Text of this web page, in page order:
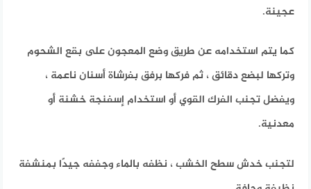
عجينة.
كما يتم استخدامه عن طريق وضع المعجون على بقع الشحوم
وتركها لبضع دقائق ، ثم فركها برفق بفرشاة أسنان ناعمة ،
ويفضل تجنب الفرك القوي أو استخدام إسفنجة خشنة أو
معدنية.
لتجنب خدش سطح الخشب ، نظفه بالماء وجففه جيدًا بمنشفة